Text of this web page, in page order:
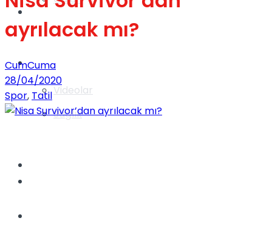
Videolar
Gündem
Yaşam
Sağlık
ayrılacak mı?
CumCuma
28/04/2020
Spor, Tatil